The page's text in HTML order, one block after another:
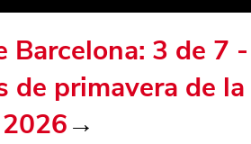
Barcelona: 3 de 7 -
de primavera de la
→